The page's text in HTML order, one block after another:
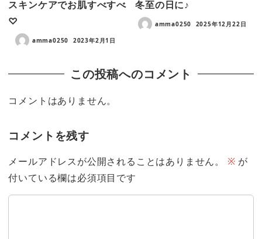
スキンケアでお肌すべすべ
♡
amma0250 2023年2月1日
冬至の日に♪
amma0250 2025年12月22日
この投稿へのコメント
コメントはありません。
コメントを残す
メールアドレスが公開されることはありません。 ※ が
付いている欄は必須項目です